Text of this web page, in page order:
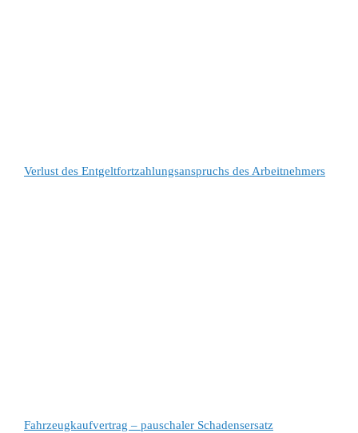
Verlust des Entgeltfortzahlungsanspruchs des Arbeitnehmers
Fahrzeugkaufvertrag – pauschaler Schadensersatz